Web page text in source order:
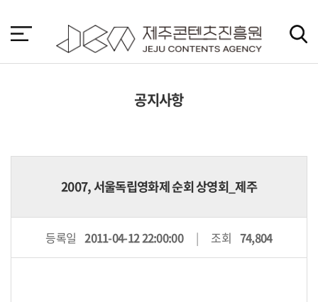
바
가
공지사항
2007, 서울독립영화제 순회 상영회_제주
등록일 2011-04-12 22:00:00 조회 74,804